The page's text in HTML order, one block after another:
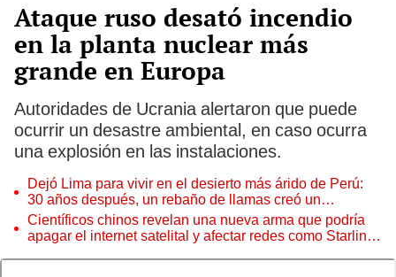
Ataque ruso desató incendio
en la planta nuclear más
grande en Europa
Autoridades de Ucrania alertaron que puede
ocurrir un desastre ambiental, en caso ocurra
una explosión en las instalaciones.
Dejó Lima para vivir en el desierto más árido de Perú:
30 años después, un rebaño de llamas creó un
sorprendente ecosistema
Científicos chinos revelan una nueva arma que podría
apagar el internet satelital y afectar redes como Starlink